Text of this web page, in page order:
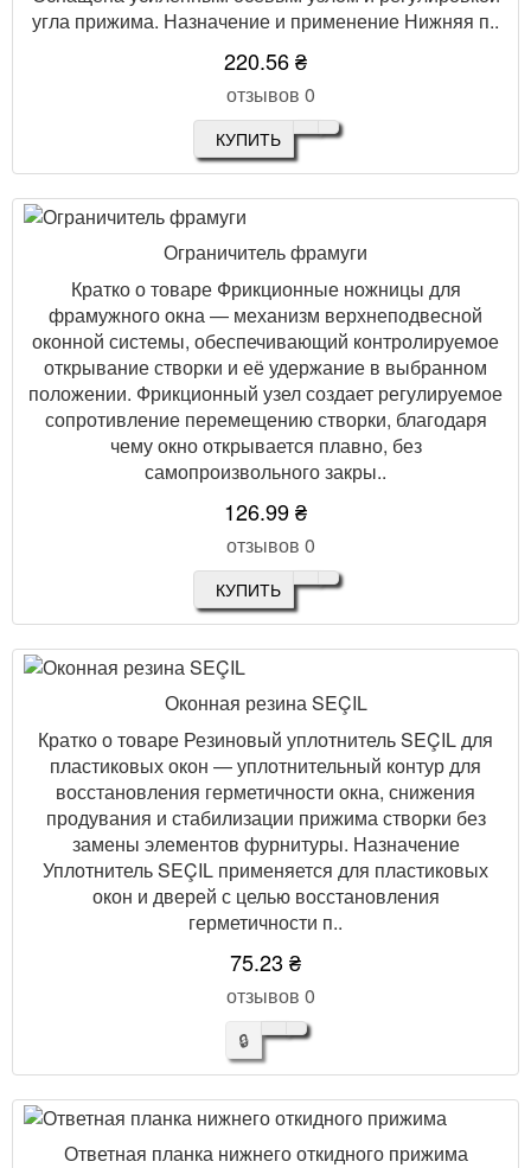
угла прижима. Назначение и применение Нижняя п..
220.56 ₴
отзывов 0
КУПИТЬ
Ограничитель фрамуги
Кратко о товаре Фрикционные ножницы для
фрамужного окна — механизм верхнеподвесной
оконной системы, обеспечивающий контролируемое
открывание створки и её удержание в выбранном
положении. Фрикционный узел создает регулируемое
сопротивление перемещению створки, благодаря
чему окно открывается плавно, без
самопроизвольного закры..
126.99 ₴
отзывов 0
КУПИТЬ
Оконная резина SEÇIL
Кратко о товаре Резиновый уплотнитель SEÇIL для
пластиковых окон — уплотнительный контур для
восстановления герметичности окна, снижения
продувания и стабилизации прижима створки без
замены элементов фурнитуры. Назначение
Уплотнитель SEÇIL применяется для пластиковых
окон и дверей с целью восстановления
герметичности п..
75.23 ₴
отзывов 0
🔒
Ответная планка нижнего откидного прижима